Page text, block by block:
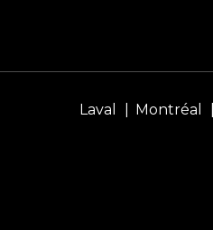
Laval Montréal